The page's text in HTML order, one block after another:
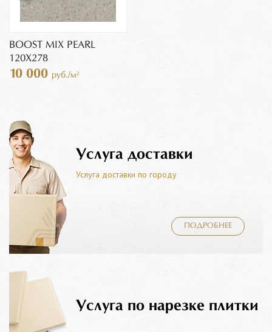
BOOST MIX PEARL
120X278
10 000 руб./м²
Услуга доставки
Услуга доставки по городу
ПОДРОБНЕЕ
Услуга по нарезке плитки